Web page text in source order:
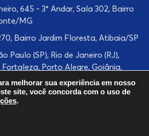
645 - 3° Andar, Sala 302, Bairro
MG
Bairro Jardim Floresta, Atibaia/SP
Paulo (SP), Rio de Janeiro (RJ),
Fortaleza, Porto Alegre, Goiânia,
Manaus, Belém,
Bragaça Paulista, Cuiabá,
Alexânia, Aracruz, Arapiraca,
Blumenau, entre outras.
melhorar sua experiência em nosso
site, você concorda com o uso de
.